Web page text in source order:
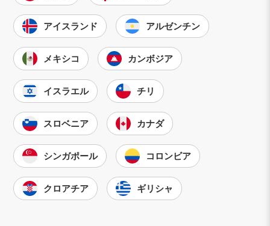
アイスランド アルゼンチン
メキシコ カンボジア
イスラエル チリ
スロベニア カナダ
シンガポール コロンビア
クロアチア ギリシャ